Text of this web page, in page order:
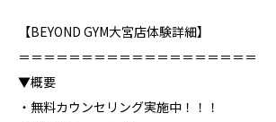
【BEYOND GYM大宮店体験詳細】
＝＝＝＝＝＝＝＝＝＝＝＝＝＝＝＝＝＝＝
▼概要
・無料カウンセリング実施中！！！